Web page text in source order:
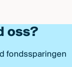
oss?
fondssparingen